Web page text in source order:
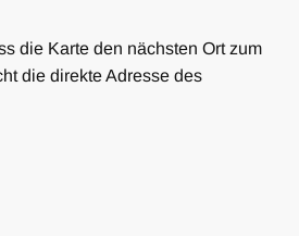
die Karte den nächsten Ort zum
die direkte Adresse des